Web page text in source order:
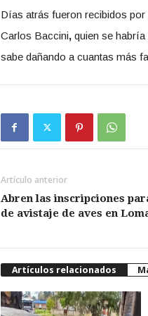
Días atrás fueron recibidos
Carlos Baccini,quien se habría
sabe dañando a cuantas más
Artículo anterior
Abren las inscripciones
de avistaje de aves en
Artículos relacionados